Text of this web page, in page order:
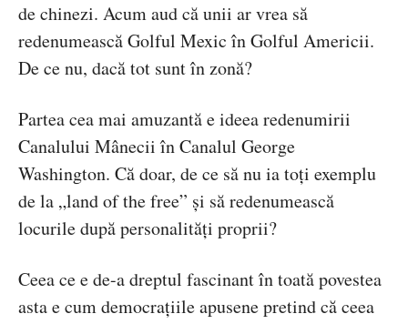
de chinezi. Acum aud că unii ar vrea să
redenumească Golful Mexic în Golful Americii.
De ce nu, dacă tot sunt în zonă?
Partea cea mai amuzantă e ideea redenumirii
Canalului Mânecii în Canalul George
Washington. Că doar, de ce să nu ia toți exemplu
de la „land of the free” și să redenumească
locurile după personalități proprii?
Ceea ce e de-a dreptul fascinant în toată povestea
asta e cum democrațiile apusene pretind că ceea